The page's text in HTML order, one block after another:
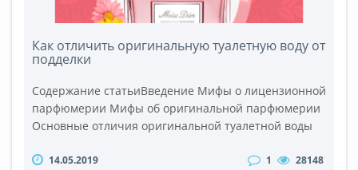
Как отличить оригинальную туалетную воду от
подделки
Содержание статьиВведение Мифы о лицензионной
парфюмерии Мифы об оригинальной парфюмерии
Основные отличия оригинальной туалетной воды
туалетную воду ВведениеПокупая какую-либо вещь,
14.05.2019 1 28148